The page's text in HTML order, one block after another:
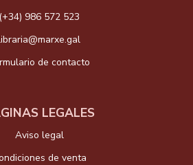
(+34) 986 572 523
de contacto
LEGALES
Aviso legal
de venta